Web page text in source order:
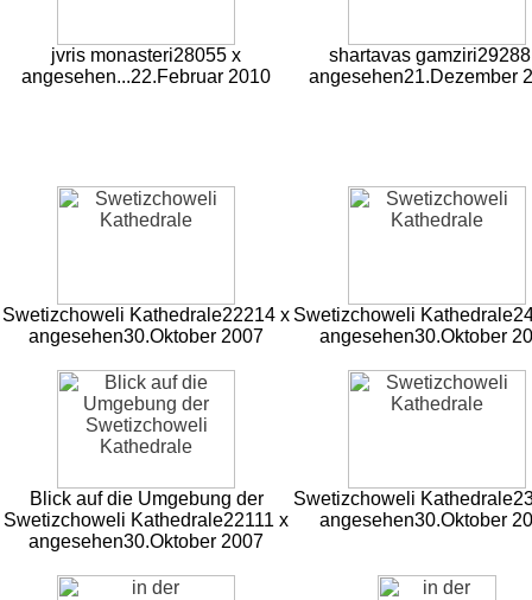
jvris monasteri28055 x
angesehen...22.Februar 2010
shartavas gamziri
angesehen21.Dezember
Swetizchoweli Kathedrale22214 x
angesehen30.Oktober 2007
Swetizchoweli Kathedrale
angesehen30.Oktober
Blick auf die Umgebung der
Swetizchoweli Kathedrale22111 x
angesehen30.Oktober 2007
Swetizchoweli Kathedrale
angesehen30.Oktober